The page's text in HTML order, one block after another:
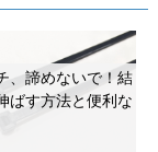
、諦めないで！結
ばす方法と便利な